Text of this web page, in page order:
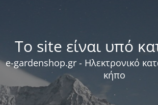
Το site είναι υπό
e-gardenshop.gr - Ηλεκτρονικό
κήπο